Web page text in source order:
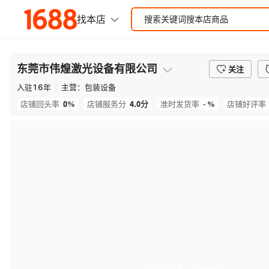
东莞市伟煌激光设备有限公司
关注
入驻16年 主营： 包装设备
店铺回头率 0% 店铺服务分 4.0分 准时发货率 - % 店铺好评率